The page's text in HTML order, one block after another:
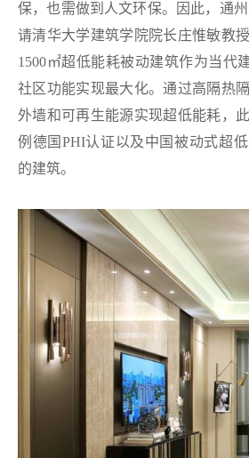
保，也需做到人文环保。因此，通
请清华大学建筑学院院长庄惟敏教
1500㎡超低能耗被动建筑作为当代
社区功能实现最大化。通过高隔热
外墙和可再生能源实现超低能耗，
例德国PHI认证以及中国被动式超
的建筑。